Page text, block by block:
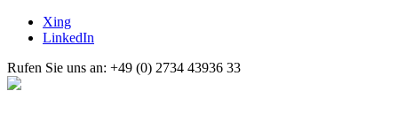
Xing
LinkedIn
Rufen Sie uns an: +49 (0) 2734 43936 33